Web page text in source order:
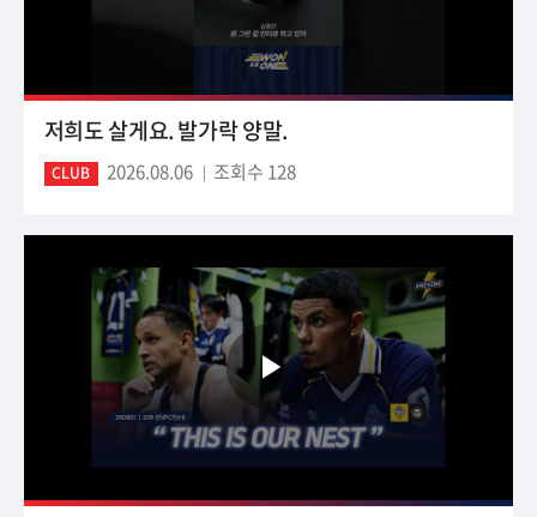
저희도 살게요. 발가락 양말.
CLUB 2026.08.06 조회수 128